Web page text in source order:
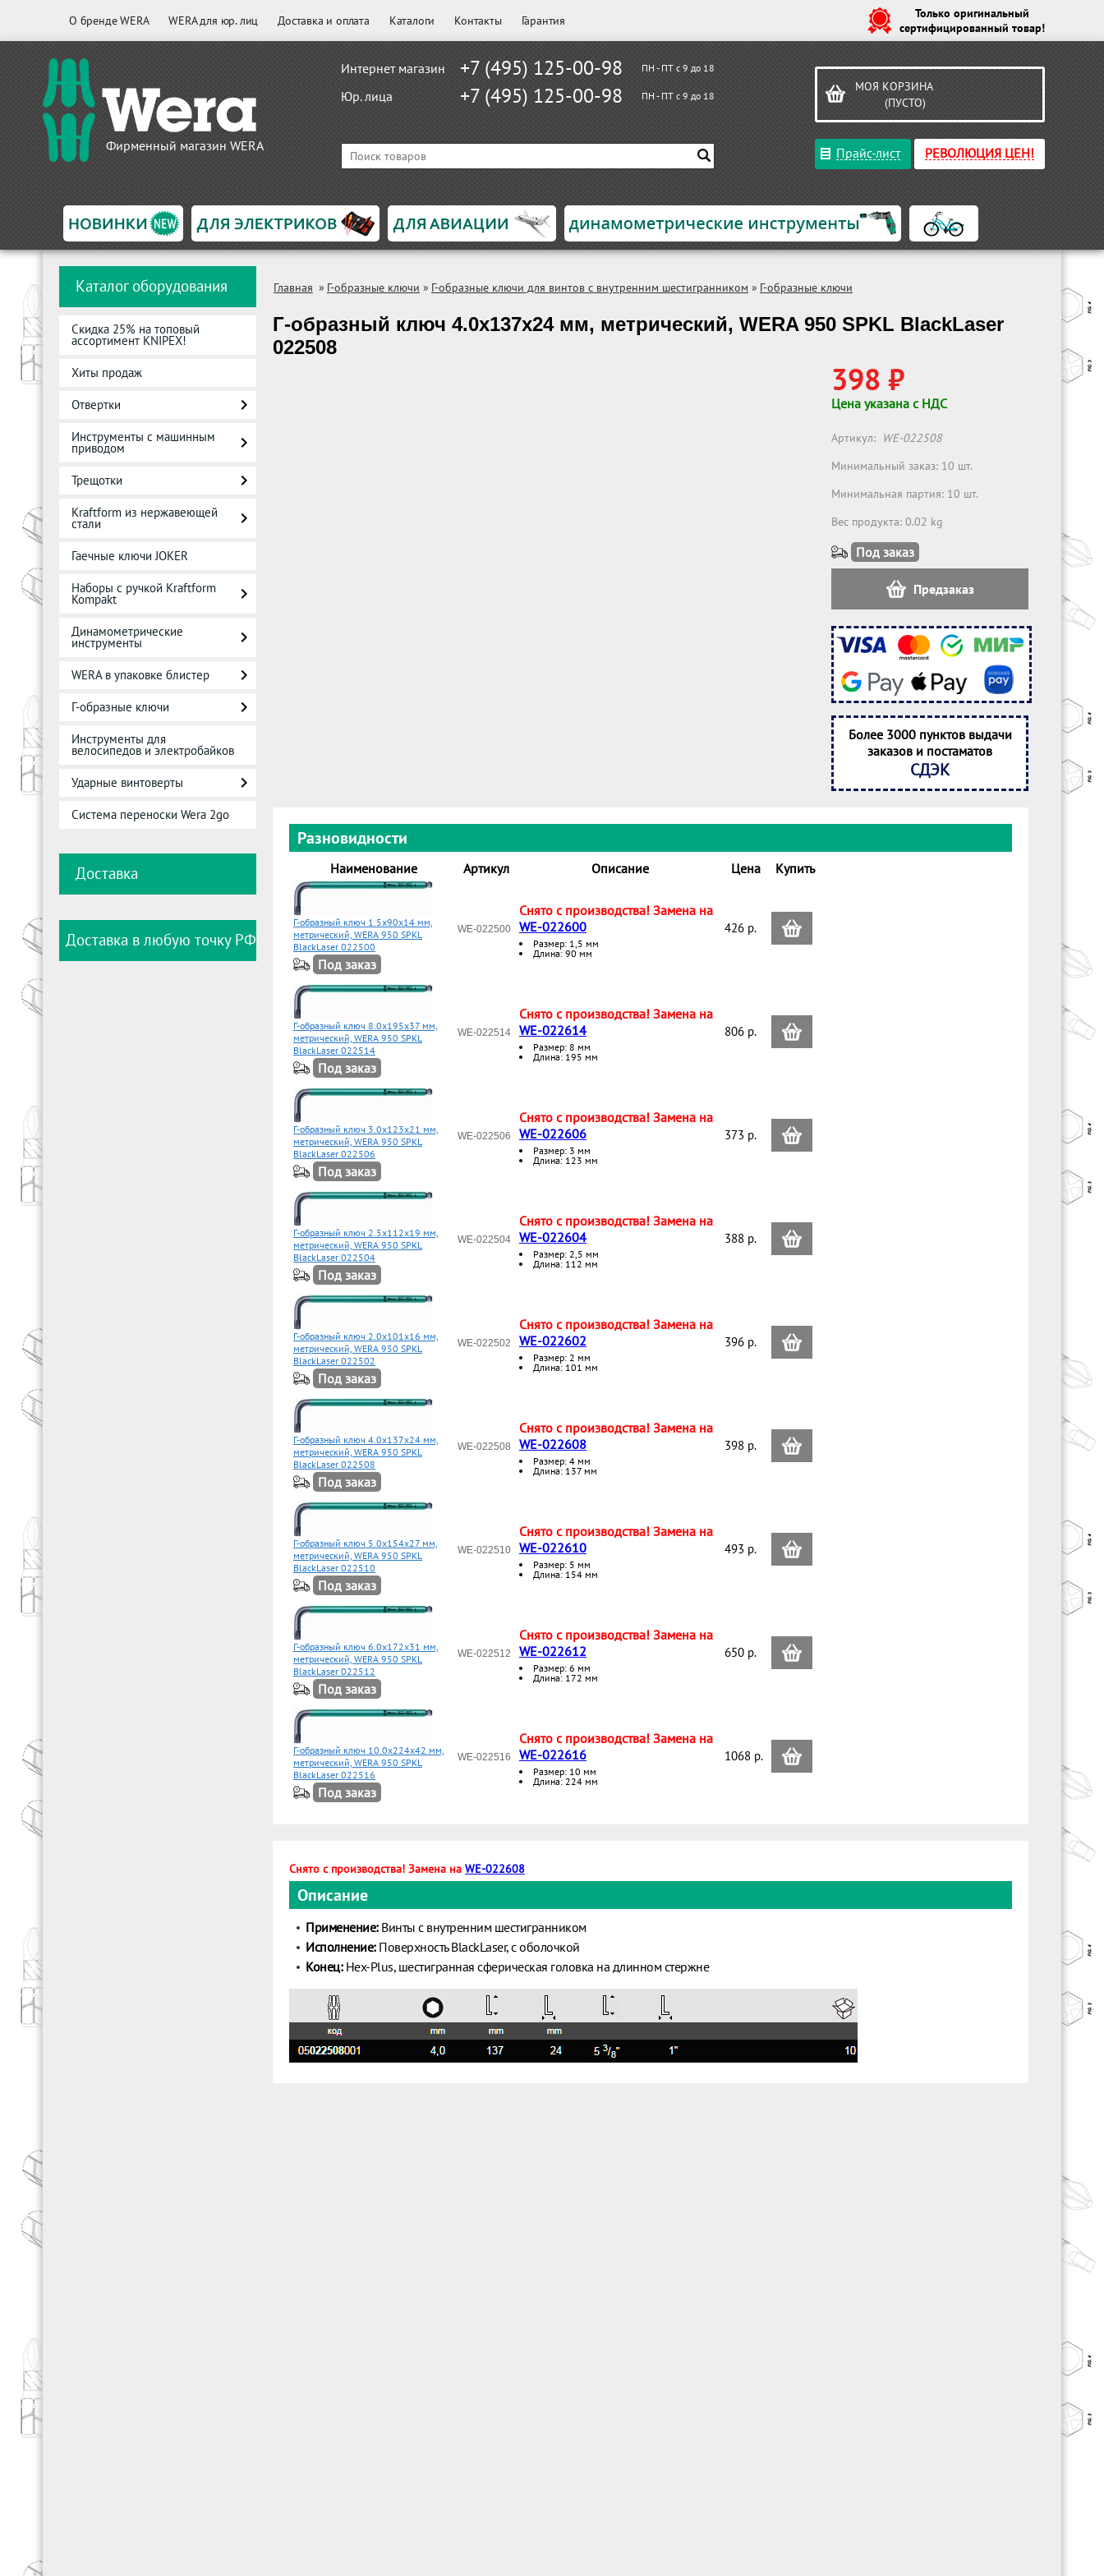
О бренде WERA WERA для юр. лиц Доставка и оплата Каталоги Контакты Гарантия
Только оригинальный
сертифицированный товар!
Фирменный магазин WERA
Интернет магазин +7 (495) 125-00-98 ПН - ПТ с 9 до 18
Юр. лица +7 (495) 125-00-98 ПН - ПТ с 9 до 18
МОЯ КОРЗИНА
(ПУСТО)
Прайс-лист РЕВОЛЮЦИЯ ЦЕН!
Каталог оборудования
Скидка 25% на топовый
ассортимент KNIPEX!
Хиты продаж
Отвертки
Инструменты с машинным
приводом
Трещотки
Kraftform из нержавеющей
стали
Гаечные ключи JOKER
Наборы с ручкой Kraftform
Kompakt
Динамометрические
инструменты
WERA в упаковке блистер
Г-образные ключи
Инструменты для
велосипедов и электробайков
Ударные винтоверты
Система переноски Wera 2go
Доставка
Доставка в любую точку РФ
Главная » Г-образные ключи » Г-образные ключи для винтов с внутренним шестигранником » Г-образные ключи
Г-образный ключ 4.0x137x24 мм, метрический, WERA 950 SPKL BlackLaser
022508
398 ₽
Цена указана с НДС
Артикул: WE-022508
Минимальный заказ: 10 шт.
Минимальная партия: 10 шт.
Вес продукта: 0.02 kg
Под заказ
Предзаказ
Более 3000 пунктов выдачи
заказов и постаматов
СДЭК
Разновидности
Наименование Артикул Описание Цена Купить
Г-образный ключ 1.5x90x14 мм,
метрический, WERA 950 SPKL
BlackLaser 022500
Под заказ
WE-022500
Снято с производства! Замена на
WE-022600
Размер: 1,5 мм
Длина: 90 мм
426 p.
Г-образный ключ 8.0x195x37 мм,
метрический, WERA 950 SPKL
BlackLaser 022514
Под заказ
WE-022514
Снято с производства! Замена на
WE-022614
Размер: 8 мм
Длина: 195 мм
806 p.
Г-образный ключ 3.0x123x21 мм,
метрический, WERA 950 SPKL
BlackLaser 022506
Под заказ
WE-022506
Снято с производства! Замена на
WE-022606
Размер: 3 мм
Длина: 123 мм
373 p.
Г-образный ключ 2.5x112x19 мм,
метрический, WERA 950 SPKL
BlackLaser 022504
Под заказ
WE-022504
Снято с производства! Замена на
WE-022604
Размер: 2,5 мм
Длина: 112 мм
388 p.
Г-образный ключ 2.0x101x16 мм,
метрический, WERA 950 SPKL
BlackLaser 022502
Под заказ
WE-022502
Снято с производства! Замена на
WE-022602
Размер: 2 мм
Длина: 101 мм
396 p.
Г-образный ключ 4.0x137x24 мм,
метрический, WERA 950 SPKL
BlackLaser 022508
Под заказ
WE-022508
Снято с производства! Замена на
WE-022608
Размер: 4 мм
Длина: 137 мм
398 p.
Г-образный ключ 5.0x154x27 мм,
метрический, WERA 950 SPKL
BlackLaser 022510
Под заказ
WE-022510
Снято с производства! Замена на
WE-022610
Размер: 5 мм
Длина: 154 мм
493 p.
Г-образный ключ 6.0x172x31 мм,
метрический, WERA 950 SPKL
BlackLaser 022512
Под заказ
WE-022512
Снято с производства! Замена на
WE-022612
Размер: 6 мм
Длина: 172 мм
650 p.
Г-образный ключ 10.0x224x42 мм,
метрический, WERA 950 SPKL
BlackLaser 022516
Под заказ
WE-022516
Снято с производства! Замена на
WE-022616
Размер: 10 мм
Длина: 224 мм
1068 p.
Снято с производства! Замена на WE-022608
Описание
Применение:Винты с внутренним шестигранником
Исполнение:Поверхность BlackLaser, с оболочкой
Конец:Hex-Plus, шестигранная сферическая головка на длинном стержне